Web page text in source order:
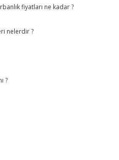
fiyatları ne kadar ?
nelerdir ?
?